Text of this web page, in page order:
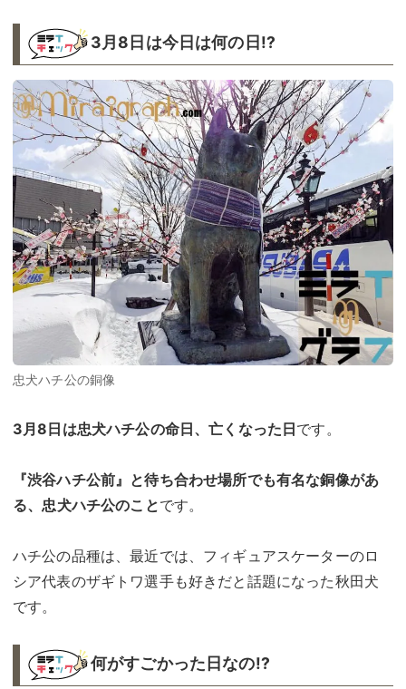
3月8日は今日は何の日!?
忠犬ハチ公の銅像
3月8日は忠犬ハチ公の命日、亡くなった日です。
『渋谷ハチ公前』と待ち合わせ場所でも有名な銅像があ
る、忠犬ハチ公のことです。
ハチ公の品種は、最近では、フィギュアスケーターのロ
シア代表のザギトワ選手も好きだと話題になった秋田犬
です。
何がすごかった日なの!?︎